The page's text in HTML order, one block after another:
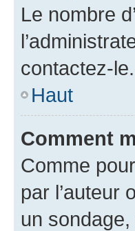
Le nombre
contactez-le.
Haut
Comment
Comme
par l’auteur
un